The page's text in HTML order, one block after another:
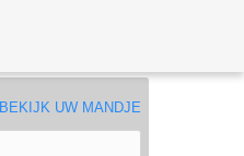
BEKIJK UW MANDJE